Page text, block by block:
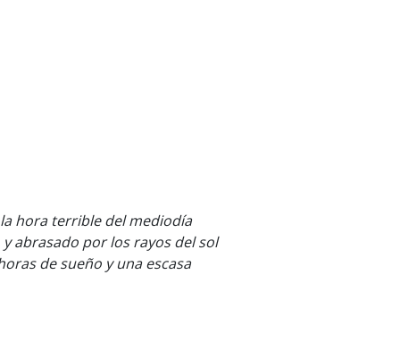
hora terrible del mediodía
y abrasado por los rayos del sol
de sueño y una escasa